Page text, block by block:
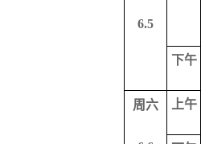
6.5
下午
周六 上午